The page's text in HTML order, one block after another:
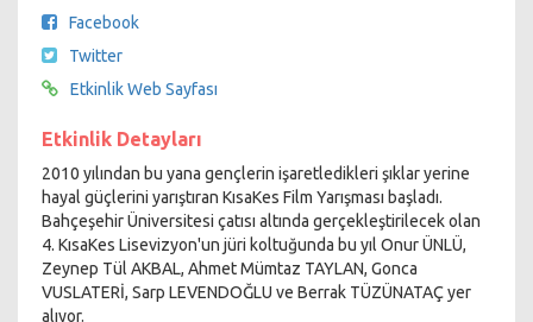
Facebook
Twitter
Etkinlik Web Sayfası
Etkinlik Detayları
2010 yılından bu yana gençlerin işaretledikleri şıklar yerine
hayal güçlerini yarıştıran KısaKes Film Yarışması başladı.
Bahçeşehir Üniversitesi çatısı altında gerçekleştirilecek olan
4. KısaKes Lisevizyon'un jüri koltuğunda bu yıl Onur ÜNLÜ,
Zeynep Tül AKBAL, Ahmet Mümtaz TAYLAN, Gonca
VUSLATERİ, Sarp LEVENDOĞLU ve Berrak TÜZÜNATAÇ yer
alıyor.